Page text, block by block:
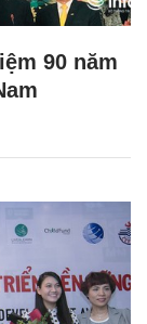
90 năm